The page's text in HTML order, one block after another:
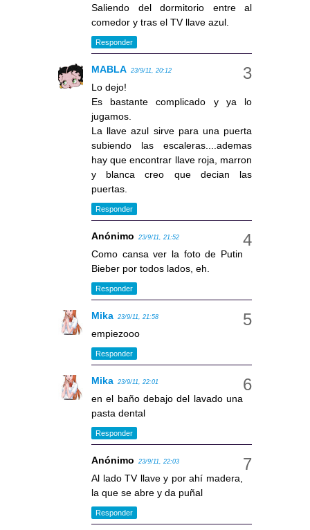
Saliendo del dormitorio entre al
comedor y tras el TV llave azul.
Responder
MABLA 23/9/11, 20:12
Lo dejo!
Es bastante complicado y ya lo
jugamos.
La llave azul sirve para una puerta
subiendo las escaleras....ademas
hay que encontrar llave roja, marron
y blanca creo que decian las
puertas.
Responder
Anónimo 23/9/11, 21:52
Como cansa ver la foto de Putin
Bieber por todos lados, eh.
Responder
Mika 23/9/11, 21:58
empiezooo
Responder
Mika 23/9/11, 22:01
en el baño debajo del lavado una
pasta dental
Responder
Anónimo 23/9/11, 22:03
Al lado TV llave y por ahí madera,
la que se abre y da puñal
Responder